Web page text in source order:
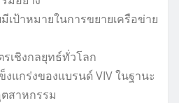
เป้าหมายในการขยายเครือข่าย
เชิงกลยุทธ์ทั่วโลก
แกร่งของแบรนด์ VIV ในฐานะ
สาหกรรม